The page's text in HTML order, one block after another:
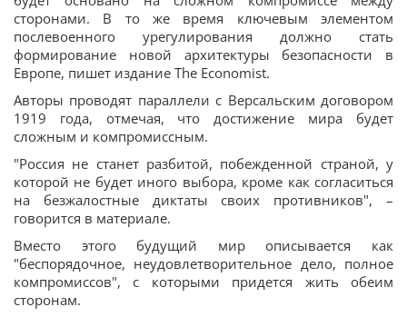
сторонами. В то же время ключевым элементом
послевоенного урегулирования должно стать
формирование новой архитектуры безопасности в
Европе, пишет издание The Economist.
Авторы проводят параллели с Версальским договором
1919 года, отмечая, что достижение мира будет
сложным и компромиссным.
"Россия не станет разбитой, побежденной страной, у
которой не будет иного выбора, кроме как согласиться
на безжалостные диктаты своих противников", –
говорится в материале.
Вместо этого будущий мир описывается как
"беспорядочное, неудовлетворительное дело, полное
компромиссов", с которыми придется жить обеим
сторонам.